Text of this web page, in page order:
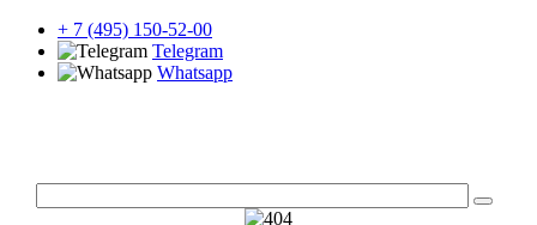
+ 7 (495) 150-52-00
Telegram
Whatsapp